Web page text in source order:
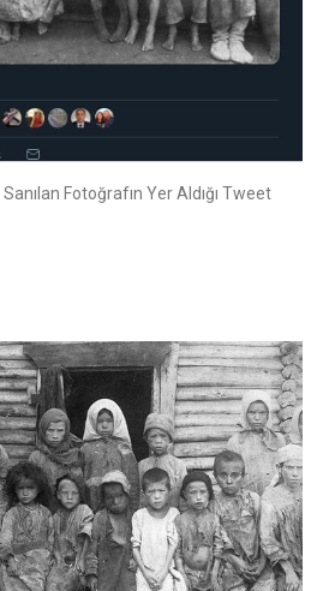
Sanılan Fotoğrafın Yer Aldığı Tweet